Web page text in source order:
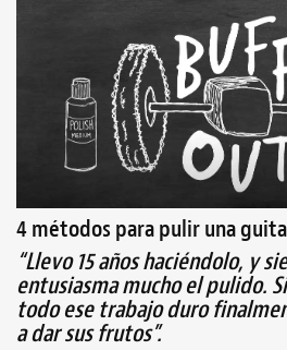
4 métodos para pulir una
“Llevo 15 años haciéndolo, y
entusiasma mucho el pulido.
todo ese trabajo duro
a dar sus frutos”.